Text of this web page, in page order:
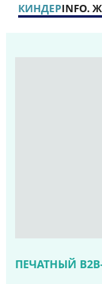
КИНДЕРINFO.
ПЕЧАТНЫЙ